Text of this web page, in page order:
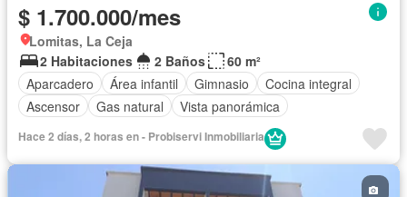
$ 1.700.000/mes
Lomitas, La Ceja
2 Habitaciones
2 Baños
60 m²
Aparcadero
Área infantil Gimnasio
Cocina integral
Ascensor
Gas natural Vista panorámica
Hace 2 días, 2 horas en - Probiservi Inmobiliaria